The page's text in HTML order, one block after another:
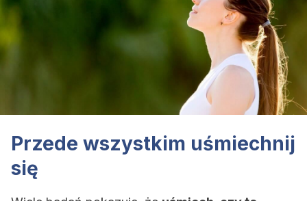
Przede wszystkim uśmiechnij
się